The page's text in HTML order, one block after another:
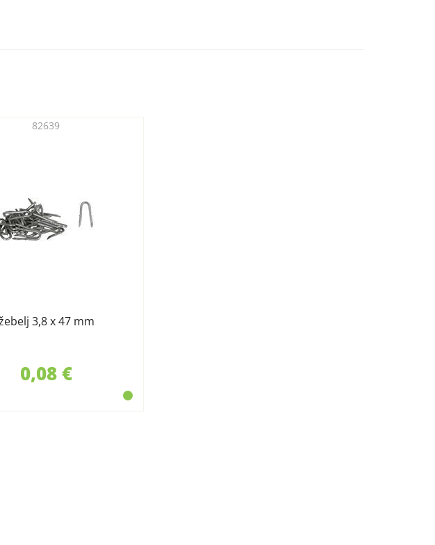
3,8 x 47 mm
82639
0,08 €